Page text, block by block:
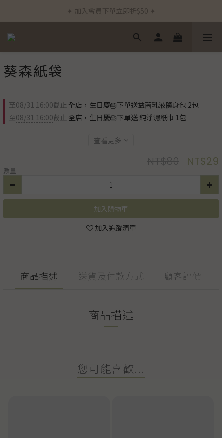
✦ 新客首筆訂單免運費 ✦
✦ 加入會員下單立即折$50 ✦
✦ 通過德國Dermatest®敏感測試 ✦
葵森紙袋
至08/31 16:00截止 全店，生日慶🎂下單送益菌乳液隨身包 2包
至08/31 16:00截止 全店，生日慶🎂下單送 純淨濕紙巾 1包
查看更多
NT$29
NT$80
數量
加入購物車
加入追蹤清單
商品描述 送貨及付款方式 顧客評價
商品描述
您可能喜歡...